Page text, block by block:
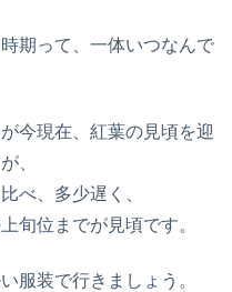
期って、一体いつなんで
今現在、紅葉の見頃を迎
、
べ、多少遅く、
旬位までが見頃です。
服装で行きましょう。